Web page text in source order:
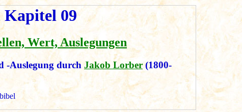
Kapitel 09
Wert, Auslegungen
-Auslegung durch Jakob Lorber(1800-